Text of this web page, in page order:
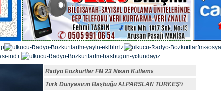
Radyo Bozkurtlar FM 23 Nisan Kutlama
Türk Dünyasının Başbuğu ALPARSLAN TÜRKEŞ’i